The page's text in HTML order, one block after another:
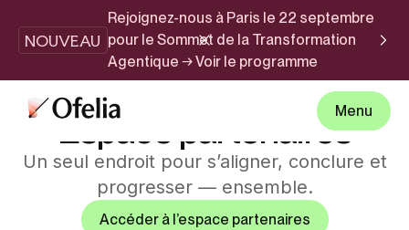
NOUVEAU
Rejoignez-nous à Paris le 22 septembre
pour le Sommet de la Transformation
Agentique → Voir le programme
Menu
Espace partenaires
Un seul endroit pour s’aligner, conclure et
progresser — ensemble.
Accéder à l’espace partenaires